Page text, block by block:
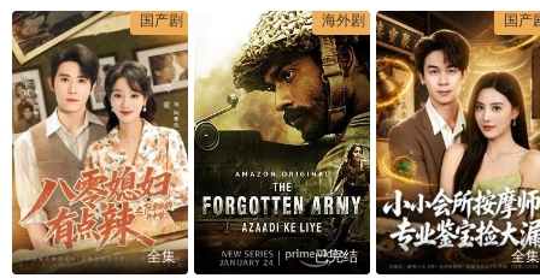
国产剧
全集
海外剧
已完结
国产
全集